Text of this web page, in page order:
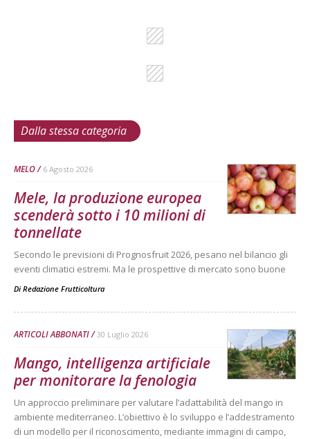
Dalla stessa categoria
MELO 6 Agosto 2026
Mele, la produzione europea
scenderà sotto i 10 milioni di
tonnellate
Secondo le previsioni di Prognosfruit 2026, pesano nel bilancio gli
eventi climatici estremi. Ma le prospettive di mercato sono buone
Di Redazione Frutticoltura
ARTICOLI ABBONATI 30 Luglio 2026
Mango, intelligenza artificiale
per monitorare la fenologia
Un approccio preliminare per valutare l’adattabilità del mango in
ambiente mediterraneo. L’obiettivo è lo sviluppo e l’addestramento
di un modello per il riconoscimento, mediante immagini di campo,